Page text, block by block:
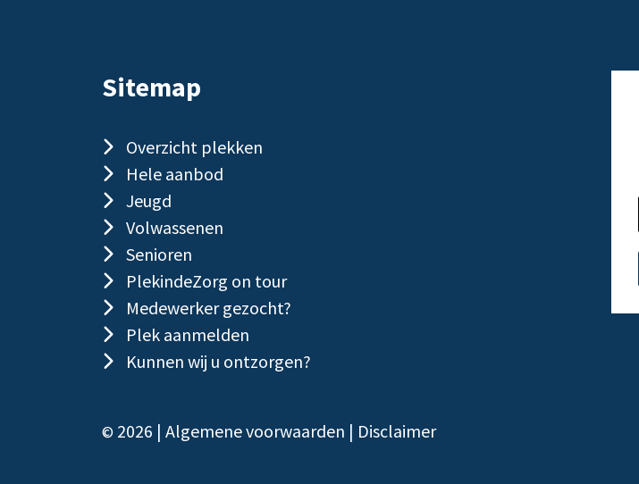
Sitemap
Overzicht plekken
Hele aanbod
Jeugd
Volwassenen
Senioren
PlekindeZorg on tour
Medewerker gezocht?
Plek aanmelden
Kunnen wij u ontzorgen?
© 2026 | Algemene voorwaarden | Disclaimer